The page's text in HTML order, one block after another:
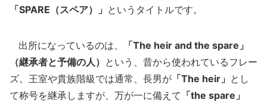
「SPARE（スペア）」 というタイトルです。
出所になっているのは、
「The heir and the spare」
（継承者と予備の人） という、昔から使われているフレー
ズ。王室や貴族階級では通常、長男が 「The heir」 とし
て称号を継承しますが、万が一に備えて 「the spare」